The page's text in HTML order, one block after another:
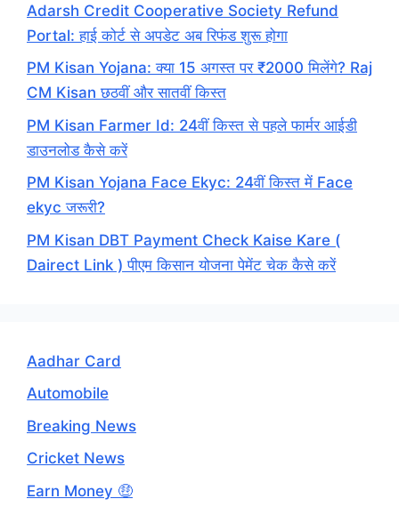
Adarsh Credit Cooperative Society Refund
Portal: हाई कोर्ट से अपडेट अब रिफंड शुरू होगा
PM Kisan Yojana: क्या 15 अगस्त पर ₹2000 मिलेंगे? Raj
CM Kisan छठवीं और सातवीं किस्त
PM Kisan Farmer Id: 24वीं किस्त से पहले फार्मर आईडी
डाउनलोड कैसे करें
PM Kisan Yojana Face Ekyc: 24वीं किस्त में Face
ekyc जरूरी?
PM Kisan DBT Payment Check Kaise Kare (
Dairect Link ) पीएम किसान योजना पेमेंट चेक कैसे करें
Aadhar Card
Automobile
Breaking News
Cricket News
Earn Money 🤑